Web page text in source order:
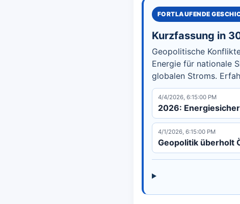
FORTLAUFENDE
Kurzfassung in
Geopolitische
Energie für nationale
globalen Stroms.
4/4/2026, 6:15:00 PM
2026:
4/1/2026, 6:15:00 PM
Geopolitik überholt